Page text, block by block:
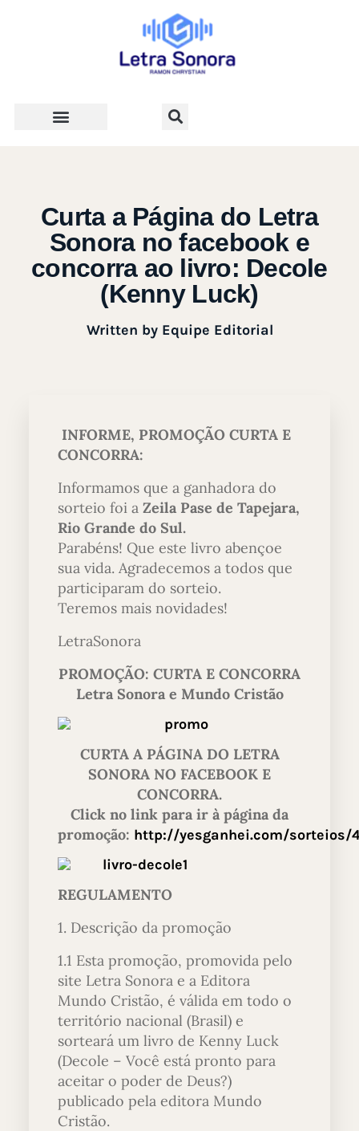
Curta a Página do Letra
Sonora no facebook e
concorra ao livro: Decole
(Kenny Luck)
Written byEquipe Editorial
INFORME, PROMOÇÃO CURTA E
CONCORRA:
Informamos que a ganhadora do
sorteio foi a Zeila Pase de Tapejara,
Rio Grande do Sul.
Parabéns! Que este livro abençoe
sua vida. Agradecemos a todos que
participaram do sorteio.
Teremos mais novidades!
LetraSonora
PROMOÇÃO: CURTA E CONCORRA
Letra Sonora e Mundo Cristão
CURTA A PÁGINA DO LETRA
SONORA NO FACEBOOK E
CONCORRA.
Click no link para ir à página da
promoção: http://yesganhei.com/sorteios/
REGULAMENTO
1. Descrição da promoção
1.1 Esta promoção, promovida pelo
site Letra Sonora e a Editora
Mundo Cristão, é válida em todo o
território nacional (Brasil) e
sorteará um livro de Kenny Luck
(Decole – Você está pronto para
aceitar o poder de Deus?)
publicado pela editora Mundo
Cristão.